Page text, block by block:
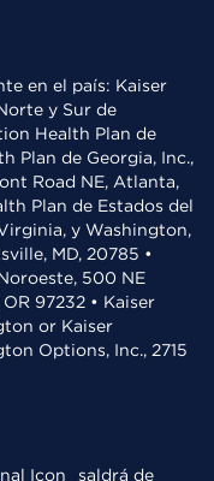
en el país: Kaiser
y Sur de
Health Plan de
Plan de Georgia, Inc.,
Road NE, Atlanta,
Plan de Estados del
y Washington,
MD, 20785 •
500 NE
97232 • Kaiser
or Kaiser
Options, Inc., 2715
saldrá de